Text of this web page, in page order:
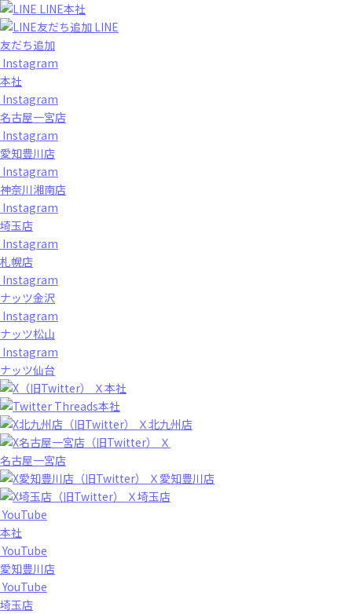
LINE本社
LINE
友だち追加
Instagram
本社
Instagram
名古屋一宮店
Instagram
愛知豊川店
Instagram
神奈川湘南店
Instagram
埼玉店
Instagram
札幌店
Instagram
ナッツ金沢
Instagram
ナッツ松山
Instagram
ナッツ仙台
Ｘ本社
Threads本社
Ｘ北九州店
Ｘ
名古屋一宮店
Ｘ愛知豊川店
Ｘ埼玉店
YouTube
本社
YouTube
愛知豊川店
YouTube
埼玉店